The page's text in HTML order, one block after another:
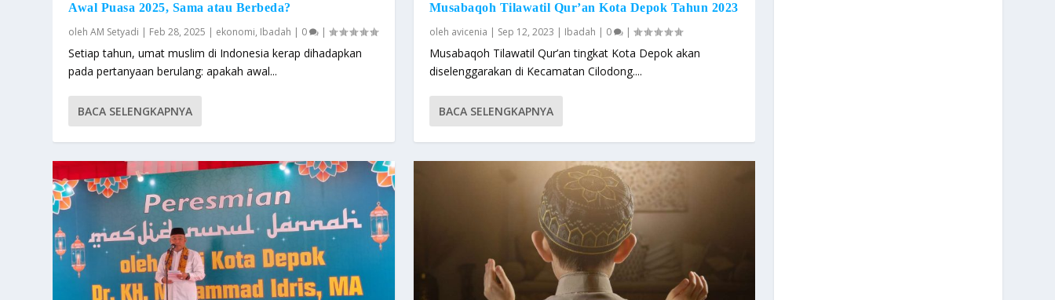
Awal Puasa 2025, Sama atau Berbeda?
olehAM Setyadi | Feb 28, 2025 | ekonomi, Ibadah | 0 |
Setiap tahun, umat muslim di Indonesia kerap dihadapkan
pada pertanyaan berulang: apakah awal...
BACA SELENGKAPNYA
Musabaqoh Tilawatil Qur’an Kota Depok Tahun 2023
oleh avicenia | Sep 12, 2023 | Ibadah | 0 |
Musabaqoh Tilawatil Qur’an tingkat Kota Depok akan
diselenggarakan di Kecamatan Cilodong....
BACA SELENGKAPNYA